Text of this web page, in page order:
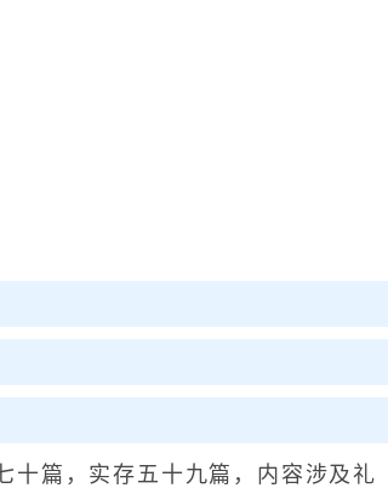
十篇，实存五十九篇，内容涉及礼